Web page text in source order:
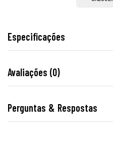
Especificações
Avaliações (0)
Perguntas & Respostas